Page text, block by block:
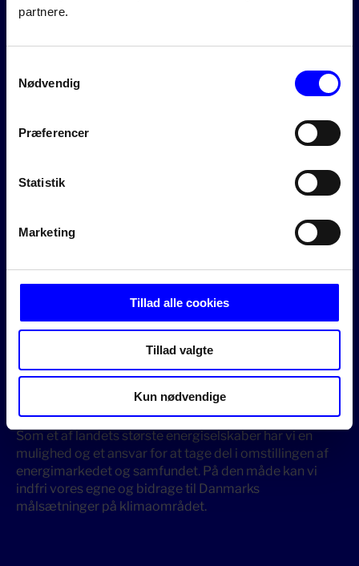
partnere.
Nødvendig
Præferencer
Statistik
Marketing
Tillad alle cookies
Tillad valgte
Kun nødvendige
DCC Energi og fremtidens energi
Energimarkedet er midt i en omstilling mod nye mere
bæredygtige energiformer. Det er et vigtigt og
Som et af landets største energiselskaber har vi en
mulighed og et ansvar for at tage del i omstillingen af
energimarkedet og samfundet. På den måde kan vi
indfri vores egne og bidrage til Danmarks
målsætninger på klimaområdet.